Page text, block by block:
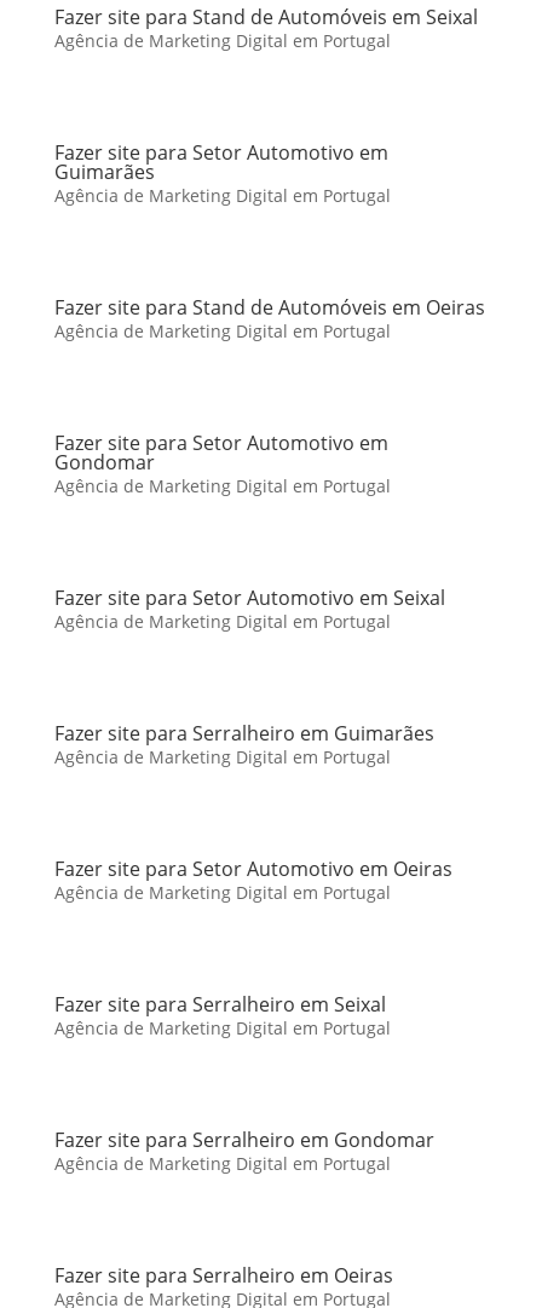
Fazer site para Stand de Automóveis em Seixal
Agência de Marketing Digital em Portugal
Fazer site para Setor Automotivo em
Guimarães
Agência de Marketing Digital em Portugal
Fazer site para Stand de Automóveis em Oeiras
Agência de Marketing Digital em Portugal
Fazer site para Setor Automotivo em
Gondomar
Agência de Marketing Digital em Portugal
Fazer site para Setor Automotivo em Seixal
Agência de Marketing Digital em Portugal
Fazer site para Serralheiro em Guimarães
Agência de Marketing Digital em Portugal
Fazer site para Setor Automotivo em Oeiras
Agência de Marketing Digital em Portugal
Fazer site para Serralheiro em Seixal
Agência de Marketing Digital em Portugal
Fazer site para Serralheiro em Gondomar
Agência de Marketing Digital em Portugal
Fazer site para Serralheiro em Oeiras
Agência de Marketing Digital em Portugal